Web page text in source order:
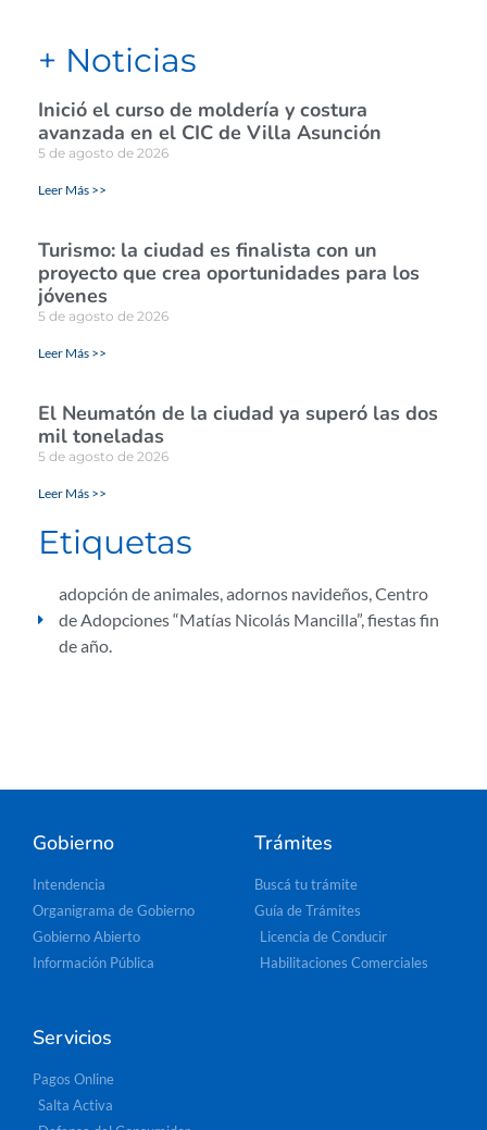
+ Noticias
Inició el curso de moldería y costura
avanzada en el CIC de Villa Asunción
5 de agosto de 2026
Leer Más >>
Turismo: la ciudad es finalista con un
proyecto que crea oportunidades para los
jóvenes
5 de agosto de 2026
Leer Más >>
El Neumatón de la ciudad ya superó las dos
mil toneladas
5 de agosto de 2026
Leer Más >>
Etiquetas
adopción de animales,adornos navideños,Centro
de Adopciones “Matías Nicolás Mancilla”,fiestas fin
de año.
Gobierno
Intendencia
Organigrama de Gobierno
Gobierno Abierto
Información Pública
Trámites
Buscá tu trámite
Guía de Trámites
Licencia de Conducir
Habilitaciones Comerciales
Servicios
Pagos Online
Salta Activa